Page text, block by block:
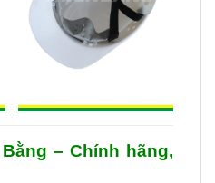
– Chính hãng,